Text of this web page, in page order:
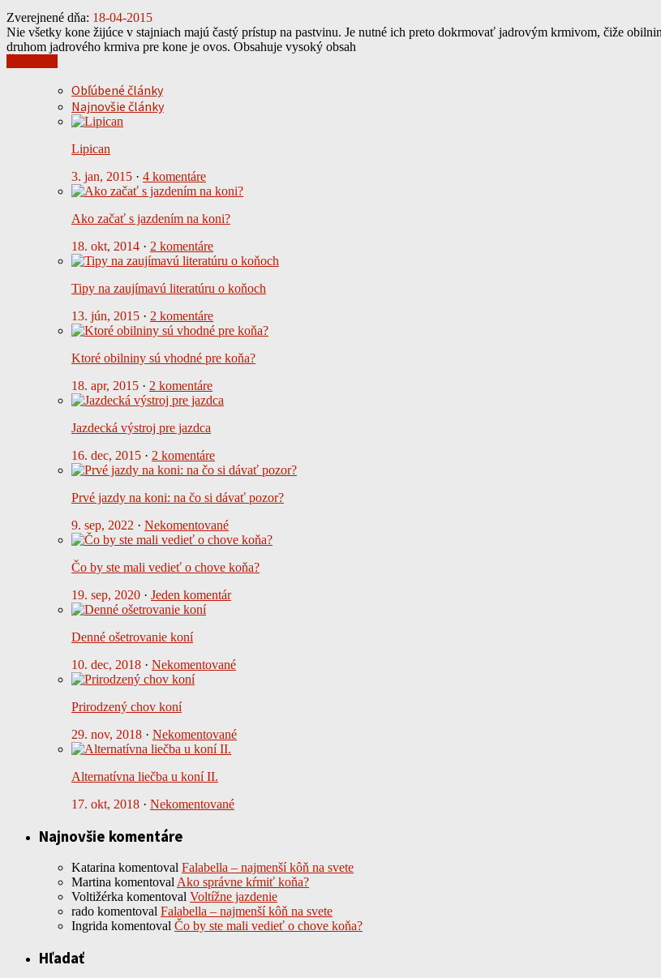
Zverejnené dňa: 18-04-2015
Nie všetky kone žijúce v stajniach majú častý prístup na pastvinu. Je nutné ich preto dokrmovať jadrovým krmivom, čiže
druhom jadrového krmiva pre kone je ovos. Obsahuje vysoký obsah
Obľúbené články
Najnovšie články
Lipican
3. jan, 2015 · 4 komentáre
Ako začať s jazdením na koni?
18. okt, 2014 · 2 komentáre
Tipy na zaujímavú literatúru o koňoch
13. jún, 2015 · 2 komentáre
Ktoré obilniny sú vhodné pre koňa?
18. apr, 2015 · 2 komentáre
Jazdecká výstroj pre jazdca
16. dec, 2015 · 2 komentáre
Prvé jazdy na koni: na čo si dávať pozor?
9. sep, 2022 · Nekomentované
Čo by ste mali vedieť o chove koňa?
19. sep, 2020 · Jeden komentár
Denné ošetrovanie koní
10. dec, 2018 · Nekomentované
Prirodzený chov koní
29. nov, 2018 · Nekomentované
Alternatívna liečba u koní II.
17. okt, 2018 · Nekomentované
Najnovšie komentáre
Katarina komentoval Falabella – najmenší kôň na svete
Martina komentoval Ako správne kŕmiť koňa?
Voltižérka komentoval Voltížne jazdenie
rado komentoval Falabella – najmenší kôň na svete
Ingrida komentoval Čo by ste mali vedieť o chove koňa?
Hľadať